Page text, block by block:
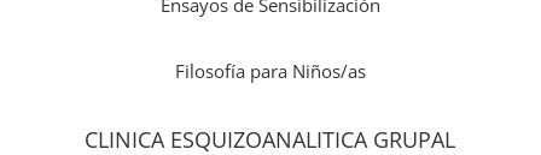
Filosofía para Niños/as
CLINICA ESQUIZOANALITICA GRUPAL